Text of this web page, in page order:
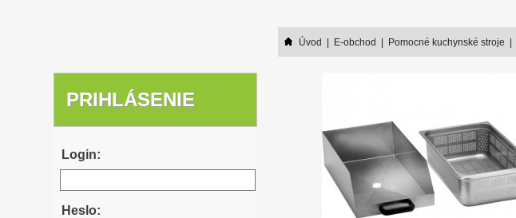
Úvod E-obchod Pomocné kuchynské stroje
PRIHLÁSENIE
Login:
Heslo: